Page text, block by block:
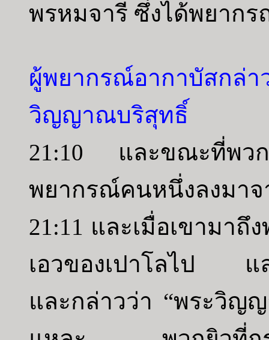
พรหมจารี ซึ่งได้พยาก
ผู้พยากรณ์อากาบัสกล่า
วิญญาณบริสุทธิ์
21:10 และขณะที่พว
พยากรณ์คนหนึ่งลงมาจ
21:11 และเมื่อเขามาถึ
เอวของเปาโลไป แล
และกล่าวว่า “พระวิญ